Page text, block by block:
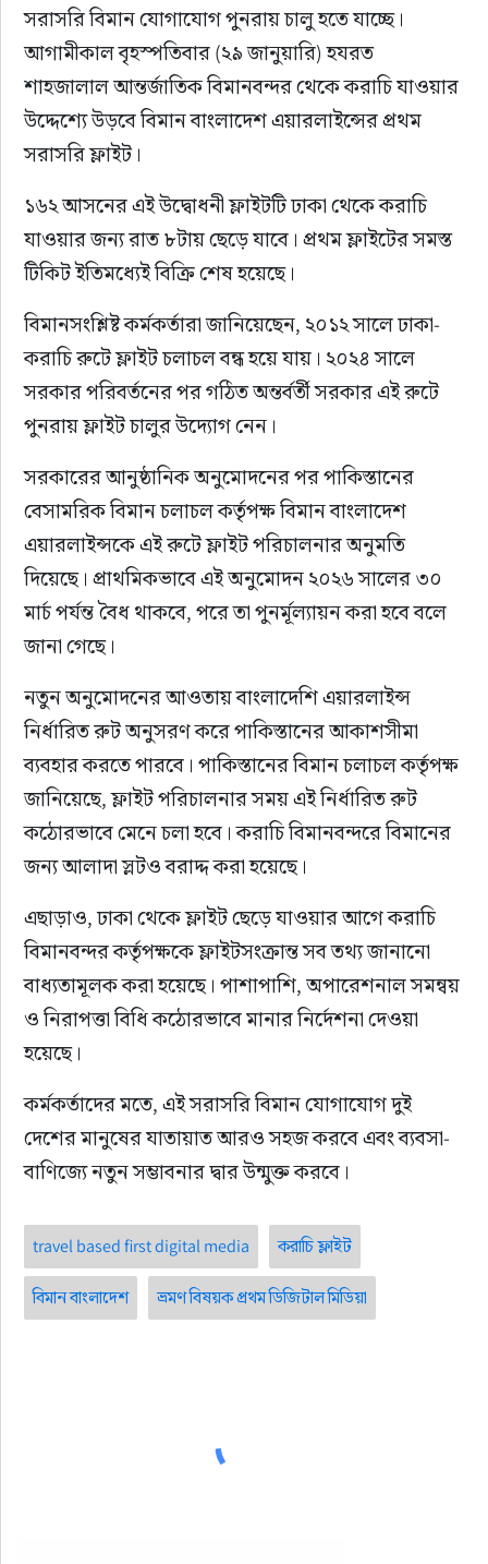
সরাসরি বিমান যোগাযোগ পুনরায় চালু হতে যাচ্ছে।
আগামীকাল বৃহস্পতিবার (২৯ জানুয়ারি) হযরত
শাহজালাল আন্তর্জাতিক বিমানবন্দর থেকে করাচি যাওয়ার
উদ্দেশ্যে উড়বে বিমান বাংলাদেশ এয়ারলাইন্সের প্রথম
সরাসরি ফ্লাইট।
১৬২ আসনের এই উদ্বোধনী ফ্লাইটটি ঢাকা থেকে করাচি
যাওয়ার জন্য রাত ৮টায় ছেড়ে যাবে। প্রথম ফ্লাইটের সমস্ত
টিকিট ইতিমধ্যেই বিক্রি শেষ হয়েছে।
বিমানসংশ্লিষ্ট কর্মকর্তারা জানিয়েছেন, ২০১২ সালে ঢাকা-
করাচি রুটে ফ্লাইট চলাচল বন্ধ হয়ে যায়। ২০২৪ সালে
সরকার পরিবর্তনের পর গঠিত অন্তর্বর্তী সরকার এই রুটে
পুনরায় ফ্লাইট চালুর উদ্যোগ নেন।
সরকারের আনুষ্ঠানিক অনুমোদনের পর পাকিস্তানের
বেসামরিক বিমান চলাচল কর্তৃপক্ষ বিমান বাংলাদেশ
এয়ারলাইন্সকে এই রুটে ফ্লাইট পরিচালনার অনুমতি
দিয়েছে। প্রাথমিকভাবে এই অনুমোদন ২০২৬ সালের ৩০
মার্চ পর্যন্ত বৈধ থাকবে, পরে তা পুনর্মূল্যায়ন করা হবে বলে
জানা গেছে।
নতুন অনুমোদনের আওতায় বাংলাদেশি এয়ারলাইন্স
নির্ধারিত রুট অনুসরণ করে পাকিস্তানের আকাশসীমা
ব্যবহার করতে পারবে। পাকিস্তানের বিমান চলাচল কর্তৃপক্ষ
জানিয়েছে, ফ্লাইট পরিচালনার সময় এই নির্ধারিত রুট
কঠোরভাবে মেনে চলা হবে। করাচি বিমানবন্দরে বিমানের
জন্য আলাদা স্লটও বরাদ্দ করা হয়েছে।
এছাড়াও, ঢাকা থেকে ফ্লাইট ছেড়ে যাওয়ার আগে করাচি
বিমানবন্দর কর্তৃপক্ষকে ফ্লাইটসংক্রান্ত সব তথ্য জানানো
বাধ্যতামূলক করা হয়েছে। পাশাপাশি, অপারেশনাল সমন্বয়
ও নিরাপত্তা বিধি কঠোরভাবে মানার নির্দেশনা দেওয়া
হয়েছে।
কর্মকর্তাদের মতে, এই সরাসরি বিমান যোগাযোগ দুই
দেশের মানুষের যাতায়াত আরও সহজ করবে এবং ব্যবসা-
বাণিজ্যে নতুন সম্ভাবনার দ্বার উন্মুক্ত করবে।
travel based first digital media করাচি ফ্লাইট
বিমান বাংলাদেশ ভ্রমণ বিষয়ক প্রথম ডিজিটাল মিডিয়া